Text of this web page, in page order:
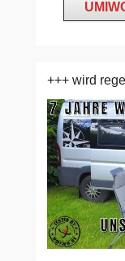
+++ wird